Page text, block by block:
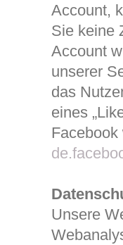
Account,
Sie keine
Account
unserer
das
eines
Unsere